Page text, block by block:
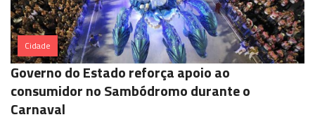
Cidade
Governo do Estado reforça apoio ao
consumidor no Sambódromo durante o
Carnaval